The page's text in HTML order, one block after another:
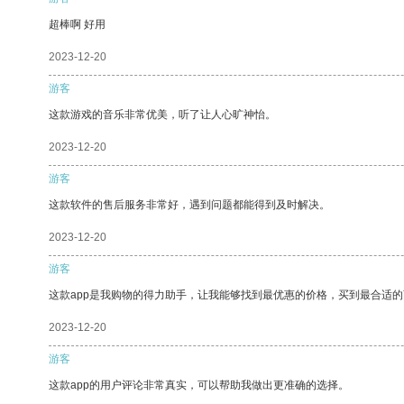
超棒啊 好用
2023-12-20
游客
这款游戏的音乐非常优美，听了让人心旷神怡。
2023-12-20
游客
这款软件的售后服务非常好，遇到问题都能得到及时解决。
2023-12-20
游客
这款app是我购物的得力助手，让我能够找到最优惠的价格，买到最合适
2023-12-20
游客
这款app的用户评论非常真实，可以帮助我做出更准确的选择。